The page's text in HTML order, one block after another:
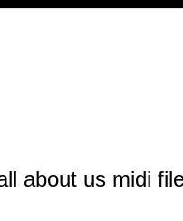
about us midi